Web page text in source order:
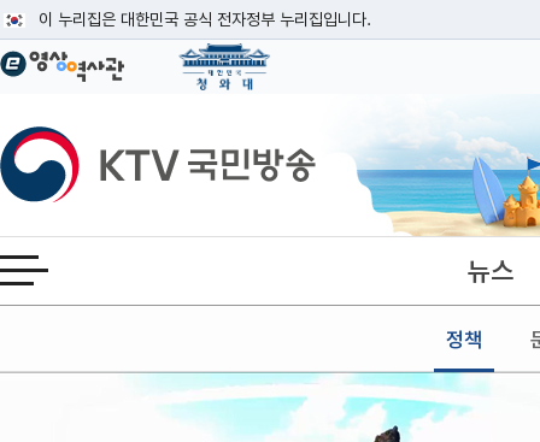
이 누리집은 대한민국 공식 전자정부 누리집입니다.
공식 누리집 주소 확인하기
이밖에 or.kr 또는 .kr등 다른 도메인 주소를 사용하고 있다면 아래 URL에서
운영중인 공식 누리집보기
KTV국민방송
전체메뉴 열기 뉴스
정책
본문